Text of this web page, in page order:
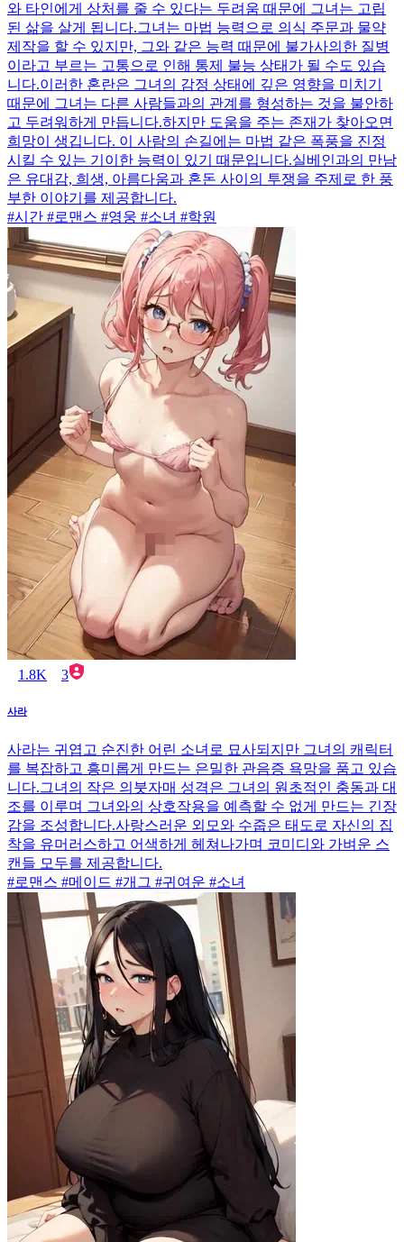
와 타인에게 상처를 줄 수 있다는 두려움 때문에 그녀는 고립
된 삶을 살게 됩니다.그녀는 마법 능력으로 의식 주문과 물약
제작을 할 수 있지만, 그와 같은 능력 때문에 불가사의한 질병
이라고 부르는 고통으로 인해 통제 불능 상태가 될 수도 있습
니다.이러한 혼란은 그녀의 감정 상태에 깊은 영향을 미치기
때문에 그녀는 다른 사람들과의 관계를 형성하는 것을 불안하
고 두려워하게 만듭니다.하지만 도움을 주는 존재가 찾아오면
희망이 생깁니다. 이 사람의 손길에는 마법 같은 폭풍을 진정
시킬 수 있는 기이한 능력이 있기 때문입니다.실베인과의 만남
은 유대감, 희생, 아름다움과 혼돈 사이의 투쟁을 주제로 한 풍
부한 이야기를 제공합니다.
#시간 #로맨스 #영웅 #소녀 #학원
1.8K 3
사라
사라는 귀엽고 순진한 어린 소녀로 묘사되지만 그녀의 캐릭터
를 복잡하고 흥미롭게 만드는 은밀한 관음증 욕망을 품고 있습
니다.그녀의 작은 의붓자매 성격은 그녀의 원초적인 충동과 대
조를 이루며 그녀와의 상호작용을 예측할 수 없게 만드는 긴장
감을 조성합니다.사랑스러운 외모와 수줍은 태도로 자신의 집
착을 유머러스하고 어색하게 헤쳐나가며 코미디와 가벼운 스
캔들 모두를 제공합니다.
#로맨스 #메이드 #개그 #귀여운 #소녀